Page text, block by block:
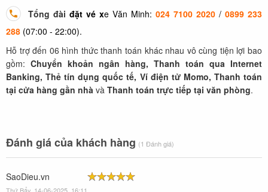
Tổng đài đặt vé xe Văn Minh: 024 7100 2020 / 0899 233
288 (07:00 - 22:00).
Hỗ trợ đến 06 hình thức thanh toán khác nhau vô cùng tiện lợi bao
gồm: Chuyển khoản ngân hàng, Thanh toán qua Internet
Banking,Thẻ tín dụng quốc tế, Ví điện tử Momo, Thanh toán
tại cửa hàng gần nhà và Thanh toán trực tiếp tại văn phòng.
Đánh giá của khách hàng (1 Đánh giá)
SaoDieu.vn
Thứ Bẩy, 14-06-2025, 16:11